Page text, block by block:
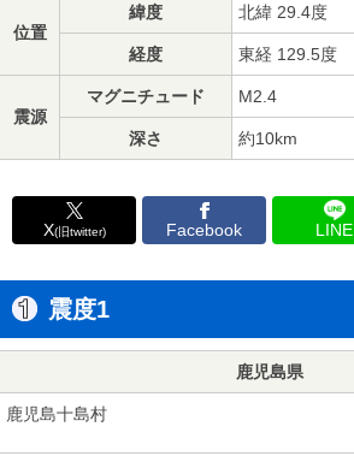
位置
緯度 北緯 29.4度
経度 東経 129.5度
震源
マグニチュード M2.4
深さ 約10km
X(旧twitter) Facebook LINE
震度1
鹿児島県
鹿児島十島村